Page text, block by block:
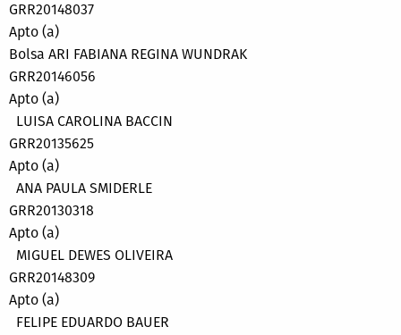
GRR20148037
Apto (a)
Bolsa ARI FABIANA REGINA WUNDRAK
GRR20146056
Apto (a)
LUISA CAROLINA BACCIN
GRR20135625
Apto (a)
ANA PAULA SMIDERLE
GRR20130318
Apto (a)
MIGUEL DEWES OLIVEIRA
GRR20148309
Apto (a)
FELIPE EDUARDO BAUER